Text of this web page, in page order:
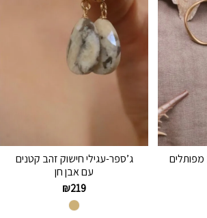
מפותלים
ג’ספר-עגילי חישוק זהב קטנים
עם אבן חן
₪219